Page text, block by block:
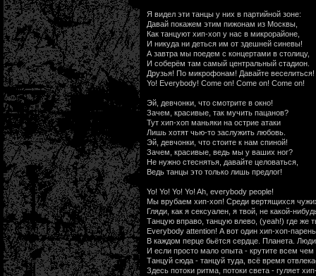
Я видел эти танцы у них в партийной зоне:
Давай покажем этим пижонам из Москвы,
Как танцуют хип-хоп у нас в микрорайоне,
И никуда ни деться им от здешней синевы!
А завтра мы поедем с концертами в столицу,
И соберём там самый центральный стадион.
Друзья! По микрофонам! Давайте веселиться!
Yo! Everybody! Come on! Come on! Come on!
Эй, девчонки, что смотрите в окно!
Зачем, красивые, так мучить пацанов?
Тут хип-хоп маньяки на острие атаки
Лишь хотят чью-то заслужить любовь.
Эй, девчонки, что стоите к нам спиной!
Зачем, красивые, ведь мы у ваших ног?
Не нужно стеснятья, давайте целоваться,
Ведь танцы это только лишь предлог!
Yo! Yo! Yo! Yo! Ah, everybody people!
Мы врубаем хип-хоп! Среди вертящихся
Гляди, как я сексуален, я твой, не какой-
Танцую вправо, танцую влево, (yeah!) где же
Everybody attention! А вот один хип-хоп-
В каждом перце бьётся сердце. Планета. Люди
И если просто мало опыта - крутите всем чем
Танцуй сюда - танцуй туда, всё время
Здесь потоки ритма, потоки света - гуляет